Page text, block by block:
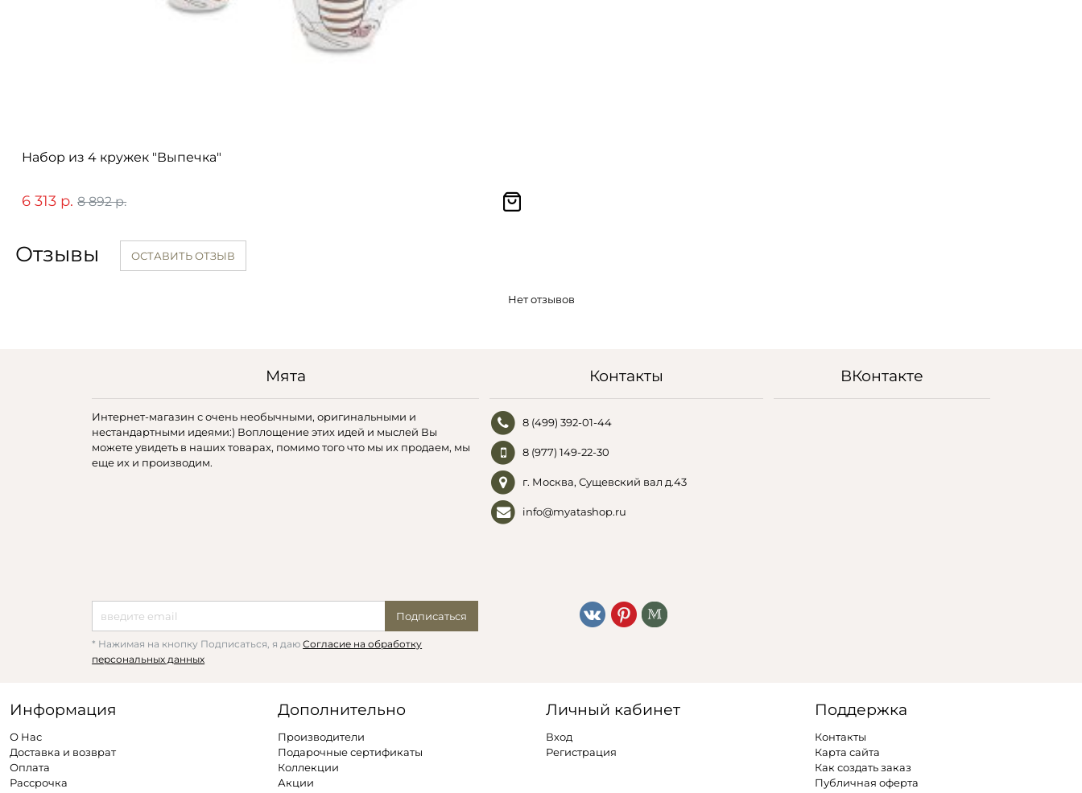
Набор из 4 кружек "Выпечка"
6 313 р. 8 892 р.
Отзывы ОСТАВИТЬ ОТЗЫВ
Нет отзывов
Мята
Интернет-магазин с очень необычными, оригинальными и
нестандартными идеями:) Воплощение этих идей и мыслей Вы
можете увидеть в наших товарах, помимо того что мы их продаем, мы
еще их и производим.
Подписаться
* Нажимая на кнопку Подписаться, я даюСогласие на обработку
персональных данных
Контакты
8 (499) 392-01-44
8 (977) 149-22-30
г. Москва, Сущевский вал д.43
info@myatashop.ru
ВКонтакте
Информация
О Нас
Доставка и возврат
Оплата
Рассрочка
Дополнительно
Производители
Подарочные сертификаты
Коллекции
Акции
Личный кабинет
Вход
Регистрация
Поддержка
Контакты
Карта сайта
Как создать заказ
Публичная оферта